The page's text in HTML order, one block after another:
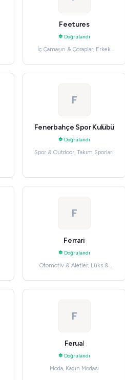
Feetures
Doğrulandı
İç Çamaşırı & Çoraplar, Erkek
F
Fenerbahçe Spor Kulübü
Doğrulandı
Spor & Outdoor, Takım Sporları
F
Ferrari
Doğrulandı
Otomotiv & Aletler, Lüks &
F
Ferual
Doğrulandı
Moda, Kadın Modası